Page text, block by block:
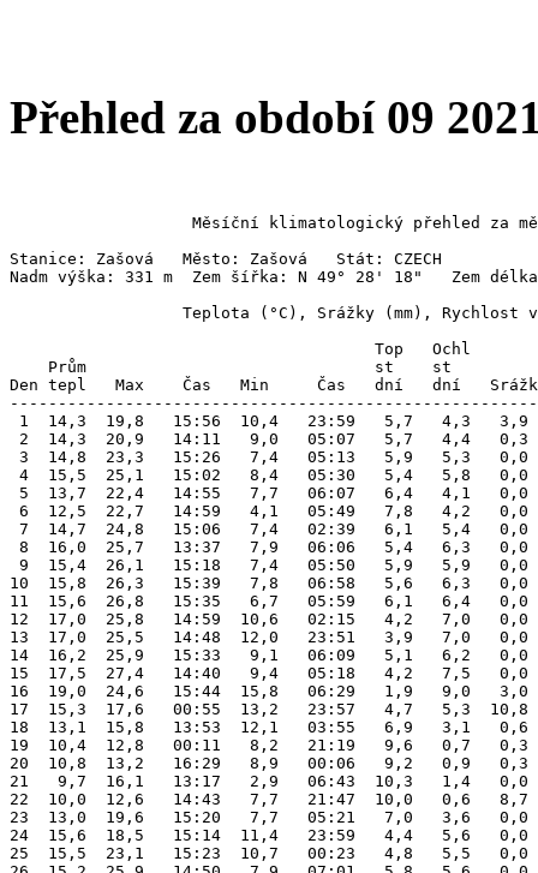
Přehled za období 09
Měsíční klimatologický přehled za
Stanice: Zašová   Město: Zašová   Stát: CZECH
Nadm výška: 331 m  Zem šířka: N 49° 28' 18"   Zem
Teplota (°C), Srážky (mm), Rychlost
Top
Ochl
Prům                              st
Den tepl   Max    Čas   Min     Čas   dní   dní
1  14,3  19,8   15:56  10,4   23:59   5,7   4,3   3,9
2  14,3  20,9   14:11   9,0   05:07   5,7   4,4
3  14,8  23,3   15:26   7,4   05:13   5,9   5,3
4  15,5  25,1   15:02   8,4   05:30   5,4   5,8
5  13,7  22,4   14:55   7,7   06:07   6,4   4,1
6  12,5  22,7   14:59   4,1   05:49   7,8   4,2   0,0
7  14,7  24,8   15:06   7,4   02:39   6,1   5,4
8  16,0  25,7   13:37   7,9   06:06   5,4   6,3
9  15,4  26,1   15:18   7,4   05:50   5,9   5,9
10  15,8  26,3   15:39   7,8   06:58   5,6   6,3
11  15,6  26,8   15:35   6,7   05:59   6,1   6,4
12  17,0  25,8   14:59  10,6   02:15   4,2   7,0
13  17,0  25,5   14:48  12,0   23:51   3,9   7,0
14  16,2  25,9   15:33   9,1   06:09   5,1   6,2
15  17,5  27,4   14:40   9,4   05:18   4,2   7,5
16  19,0  24,6   15:44  15,8   06:29   1,9   9,0   3,0
17  15,3  17,6   00:55  13,2   23:57   4,7   5,3
18  13,1  15,8   13:53  12,1   03:55   6,9   3,1
19  10,4  12,8   00:11   8,2   21:19   9,6   0,7
20  10,8  13,2   16:29   8,9   00:06   9,2   0,9
21   9,7  16,1   13:17   2,9   06:43  10,3   1,4
22  10,0  12,6   14:43   7,7   21:47  10,0   0,6
23  13,0  19,6   15:20   7,7   05:21   7,0   3,6   0,0
24  15,6  18,5   15:14  11,4   23:59   4,4   5,6
25  15,5  23,1   15:23  10,7   00:23   4,8   5,5